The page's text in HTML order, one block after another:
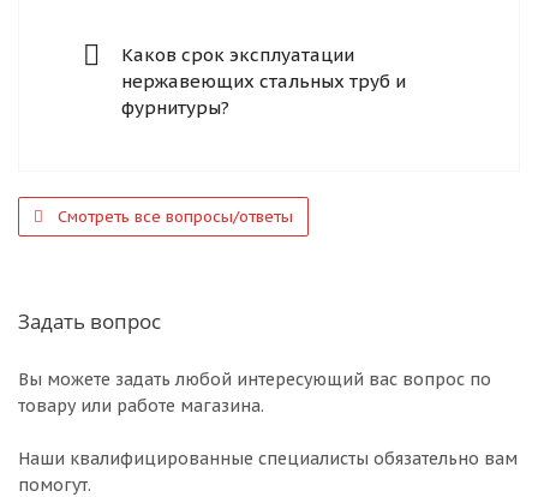
Каков срок эксплуатации
нержавеющих стальных труб и
фурнитуры?
Смотреть все вопросы/ответы
Задать вопрос
Вы можете задать любой интересующий вас вопрос по
товару или работе магазина.
Наши квалифицированные специалисты обязательно вам
помогут.